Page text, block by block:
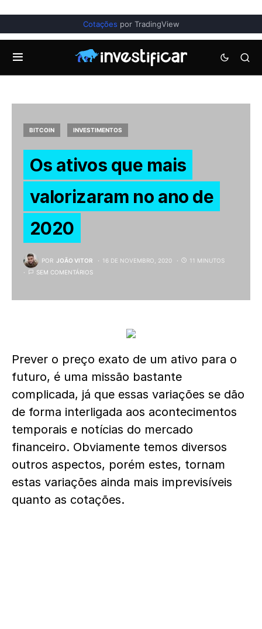
Cotações por TradingView
BITCOIN INVESTIMENTOS
Os ativos que mais
valorizaram no ano de
2020
POR JOÃO VITOR 16 DE NOVEMBRO, 2020
11 MINUTOS
SEM COMENTÁRIOS
Prever o preço exato de um ativo para o
futuro, é uma missão bastante
complicada, já que essas variações se dão
de forma interligada aos acontecimentos
temporais e notícias do mercado
financeiro. Obviamente temos diversos
outros aspectos, porém estes, tornam
estas variações ainda mais imprevisíveis
quanto as cotações.